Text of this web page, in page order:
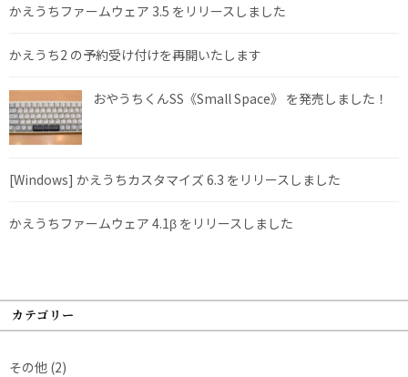
かえうちファームウェア 3.5 をリリースしました
かえうち2 の予約受け付けを再開いたします
おやうちくんSS《Small Space》 を発売しました！
[Windows] かえうちカスタマイズ 6.3 をリリースしました
かえうちファームウェア 4.1β をリリースしました
カテゴリー
その他 (2)